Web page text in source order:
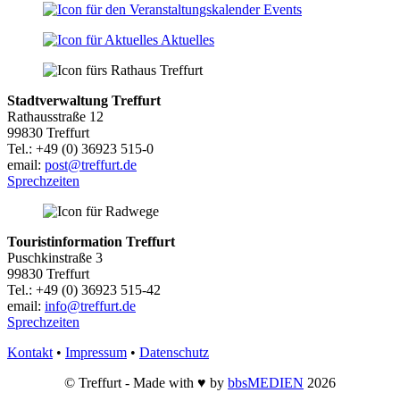
Events
Aktuelles
Stadtverwaltung Treffurt
Rathausstraße 12
99830 Treffurt
Tel.: +49 (0) 36923 515-0
email: post@treffurt.de
Sprechzeiten
Touristinformation Treffurt
Puschkinstraße 3
99830 Treffurt
Tel.: +49 (0) 36923 515-42
email: info@treffurt.de
Sprechzeiten
Kontakt • Impressum • Datenschutz
© Treffurt - Made with ♥ by bbsMEDIEN 2026